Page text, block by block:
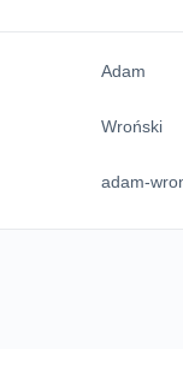
Adam
Wroński
adam-